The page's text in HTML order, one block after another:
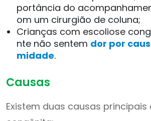
portância do
om um cirurgião de coluna;
Crianças com escoliose
nte não sentem dor por
midade.
Causas
Existem duas causas principais